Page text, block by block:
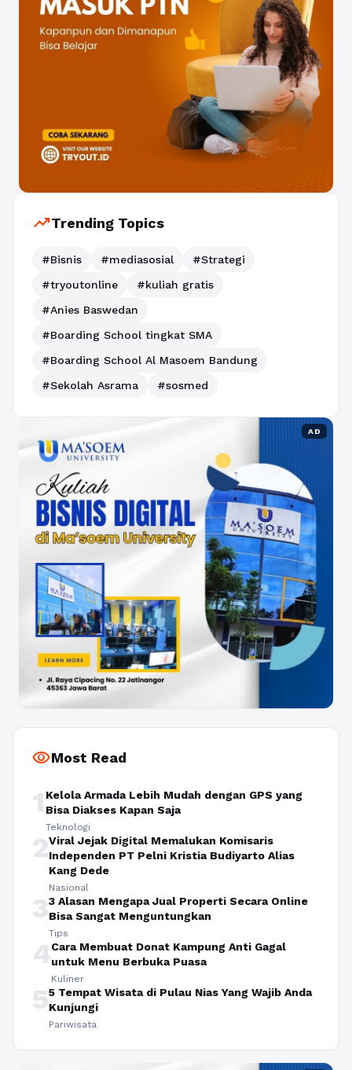
trending_upTrending Topics
#Bisnis #mediasosial
#Strategi
#tryoutonline
#kuliah gratis
#Anies Baswedan
#Boarding School tingkat SMA
#Boarding School Al Masoem Bandung
#Sekolah Asrama
#sosmed
AD
visibilityMost Read
1 Kelola Armada Lebih Mudah dengan GPS yang
Bisa Diakses Kapan Saja
Teknologi
2Viral Jejak Digital Memalukan Komisaris
Independen PT Pelni Kristia Budiyarto Alias
Kang Dede
Nasional
33 Alasan Mengapa Jual Properti Secara Online
Bisa Sangat Menguntungkan
Tips
4Cara Membuat Donat Kampung Anti Gagal
untuk Menu Berbuka Puasa
Kuliner
55 Tempat Wisata di Pulau Nias Yang Wajib Anda
Kunjungi
Pariwisata